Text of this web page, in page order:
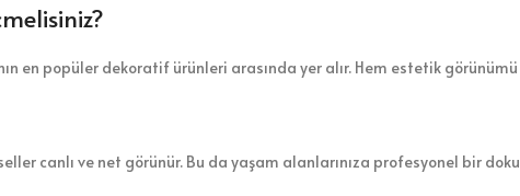
en popüler dekoratif ürünleri arasında yer alır. Hem estetik
canlı ve net görünür. Bu da yaşam alanlarınıza profesyonel bir